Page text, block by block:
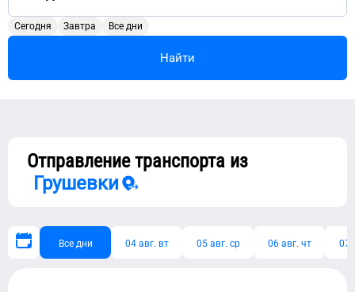
Сегодня Завтра Все дни
Найти
Отправление транспорта из
Грушевки
Все дни 04 авг. вт 05 авг. ср 06 авг. чт 07